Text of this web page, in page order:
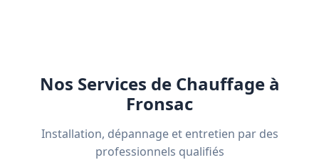
Nos Services de Chauffage à
Fronsac
Installation, dépannage et entretien par des
professionnels qualifiés